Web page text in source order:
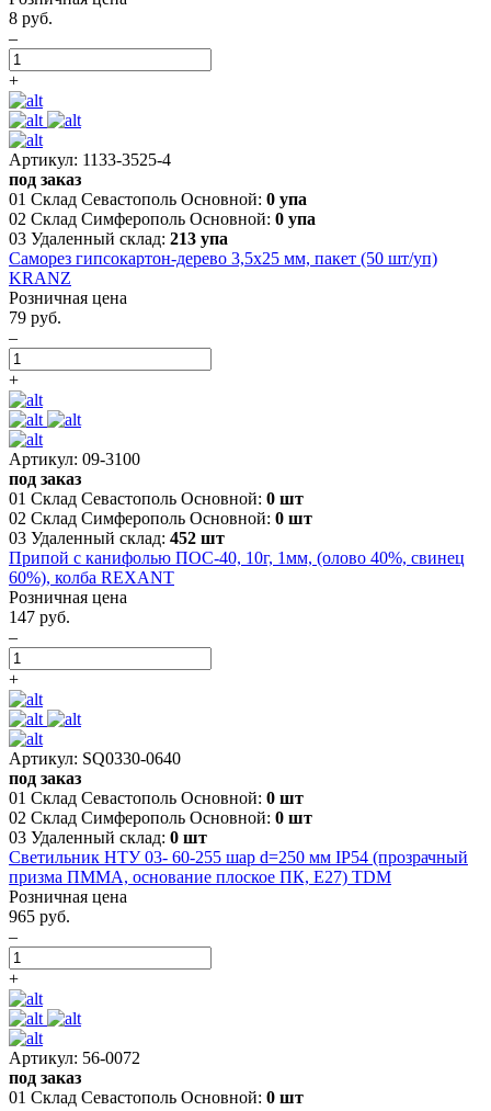
8 руб.
–
+
Артикул: 1133-3525-4
под заказ
01 Склад Севастополь Основной: 0 упа
02 Склад Симферополь Основной: 0 упа
03 Удаленный склад: 213 упа
Саморез гипсокартон-дерево 3,5х25 мм, пакет (50 шт/уп)
KRANZ
Розничная цена
79 руб.
–
+
Артикул: 09-3100
под заказ
01 Склад Севастополь Основной: 0 шт
02 Склад Симферополь Основной: 0 шт
03 Удаленный склад: 452 шт
Припой с канифолью ПОС-40, 10г, 1мм, (олово 40%, свинец
60%), колба REXANT
Розничная цена
147 руб.
–
+
Артикул: SQ0330-0640
под заказ
01 Склад Севастополь Основной: 0 шт
02 Склад Симферополь Основной: 0 шт
03 Удаленный склад: 0 шт
Светильник НТУ 03- 60-255 шар d=250 мм IP54 (прозрачный
призма ПММА, основание плоское ПК, Е27) TDM
Розничная цена
965 руб.
–
+
Артикул: 56-0072
под заказ
01 Склад Севастополь Основной: 0 шт